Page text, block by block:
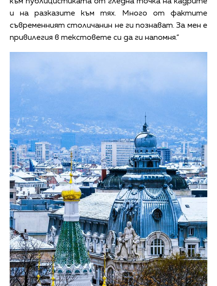
към публицистиката от гледна точка на кадрите
и на разказите към тях. Много от фактите
съвременният столичанин не ги познават. За мен е
привилегия в текстовете си да ги напомня.“